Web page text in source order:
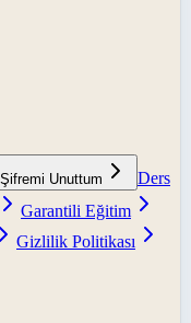
Şifremi Unuttum
Ders
Garantili Eğitim
Gizlilik Politikası